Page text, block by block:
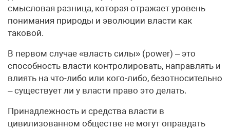
смысловая разница, которая отражает уровень
понимания природы и эволюции власти как
таковой.
В первом случае «власть силы» (power) – это
способность власти контролировать, направлять и
влиять на что-либо или кого-либо, безотносительно
– существует ли у власти право это делать.
Принадлежность и средства власти в
цивилизованном обществе не могут оправдать